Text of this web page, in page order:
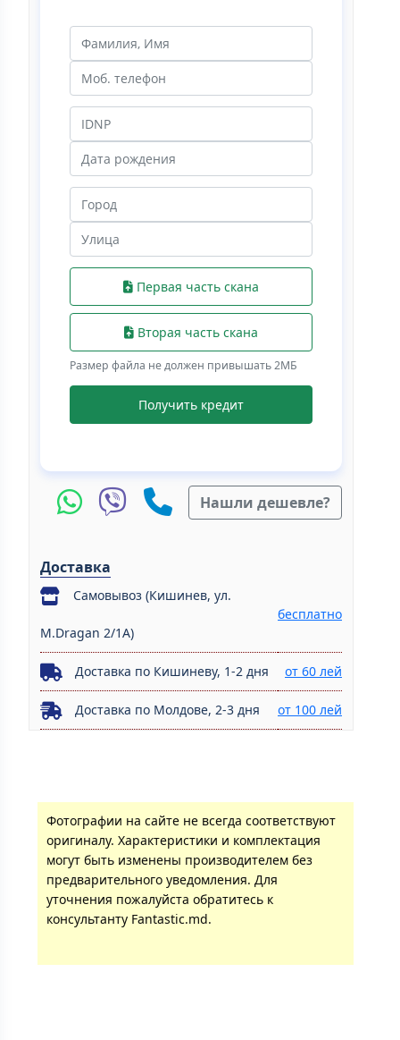
Первая часть скана
Вторая часть скана
Размер файла не должен привышать 2МБ
Получить кредит
Нашли дешевле?
Доставка
Самовывоз (Кишинев, ул.
M.Dragan 2/1A)
бесплатно
Доставка по Кишиневу, 1-2 дня от 60 лей
Доставка по Молдове, 2-3 дня от 100 лей
Фотографии на сайте не всегда соответствуют
оригиналу. Характеристики и комплектация
могут быть изменены производителем без
предварительного уведомления. Для
уточнения пожалуйста обратитесь к
консультанту Fantastic.md.